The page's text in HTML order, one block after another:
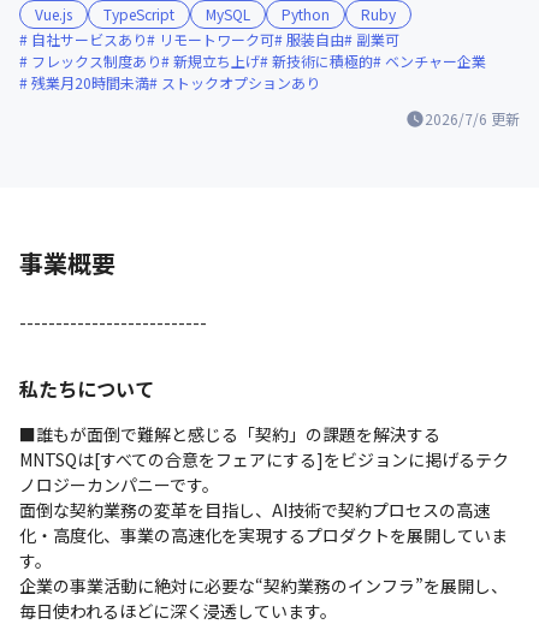
2026/7/6 更新
Vue.js TypeScript MySQL Python
Ruby
自社サービスあり
リモートワーク可 服装自由
副業可
フレックス制度あり
新規立ち上げ 新技術に積極的
ベンチャー企業
残業月20時間未満
ストックオプションあり
事業概要
--------------------------
私たちについて
■誰もが面倒で難解と感じる「契約」の課題を解決する
MNTSQは[すべての合意をフェアにする]をビジョンに掲げるテク
ノロジーカンパニーです。
面倒な契約業務の変革を目指し、AI技術で契約プロセスの高速
化・高度化、事業の高速化を実現するプロダクトを展開していま
す。
企業の事業活動に絶対に必要な“契約業務のインフラ”を展開し、
毎日使われるほどに深く浸透しています。